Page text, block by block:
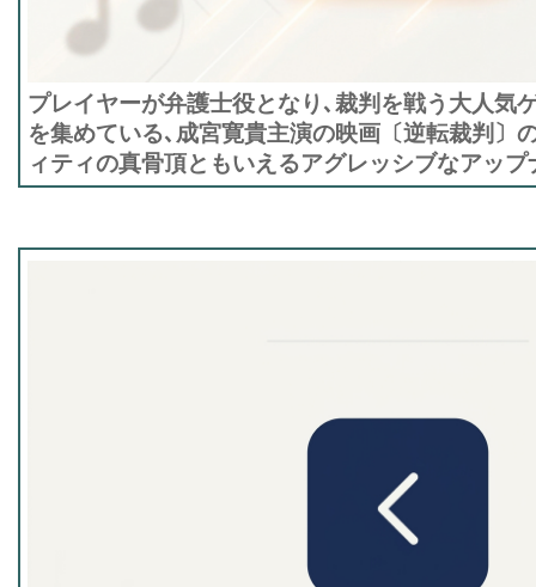
プレイヤーが弁護士役となり､裁判を戦う大人気
を集めている､成宮寛貴主演の映画〔逆転裁判〕
ィティの真骨頂ともいえるアグレッシブなアップ